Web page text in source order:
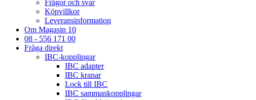
Frågor och svar
Köpvillkor
Leveransinformation
Om Magasin 10
08 - 556 171 00
Fråga direkt
IBC-kopplingar
IBC adapter
IBC kranar
Lock till IBC
IBC sammankopplingar